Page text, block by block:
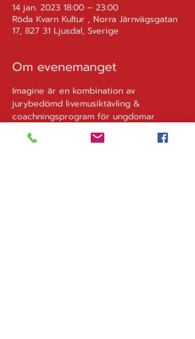
14 jan. 2023 18:00 – 23:00
Röda Kvarn Kultur , Norra Järnvägsgatan
17, 827 31 Ljusdal, Sverige
Om evenemanget
Imagine är en kombination av
jurybedömd livemusiktävling &
coachningsprogram för ungdomar
mellan 13-21 år.  De får utvecklas som
artister, lära sig massor och träffa andra